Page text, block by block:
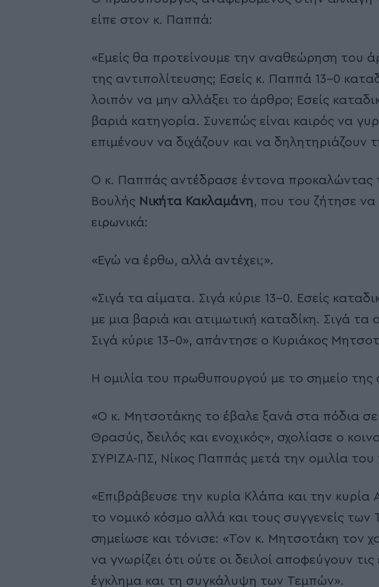
είπε στον κ. Παππά:
«Εμείς θα προτείνουμε την αναθεώρηση του
της αντιπολίτευσης; Εσείς κ. Παππά 13-0
λοιπόν να μην αλλάξει το άρθρο; Εσείς
βαριά κατηγορία. Συνεπώς είναι καιρός να
επιμένουν να διχάζουν και να δηλητηριάζουν
Ο κ. Παππάς αντέδρασε έντονα προκαλώντας
Βουλής Νικήτα Κακλαμάνη, που του ζήτησε να
ειρωνικά:
«Εγώ να έρθω, αλλά αντέχει;».
«Σιγά τα αίματα. Σιγά κύριε 13-0. Εσείς
με μια βαριά και ατιμωτική καταδίκη. Σιγά τα
Σιγά κύριε 13-0», απάντησε ο Κυριάκος
Η ομιλία του πρωθυπουργού με το σημείο
«Ο κ. Μητσοτάκης το έβαλε ξανά στα πόδια
Θρασύς, δειλός και ενοχικός», σχολίασε ο
ΣΥΡΙΖΑ-ΠΣ, Νίκος Παππάς μετά την ομιλία
«Επιβράβευσε την κυρία Κλάπα και την κυρία
το νομικό κόσμο αλλά και τους συγγενείς
σημείωσε και τόνισε: «Τον κ. Μητσοτάκη τον
να γνωρίζει ότι ούτε οι δειλοί αποφεύγουν
έγκλημα και τη συγκάλυψη των Τεμπών».